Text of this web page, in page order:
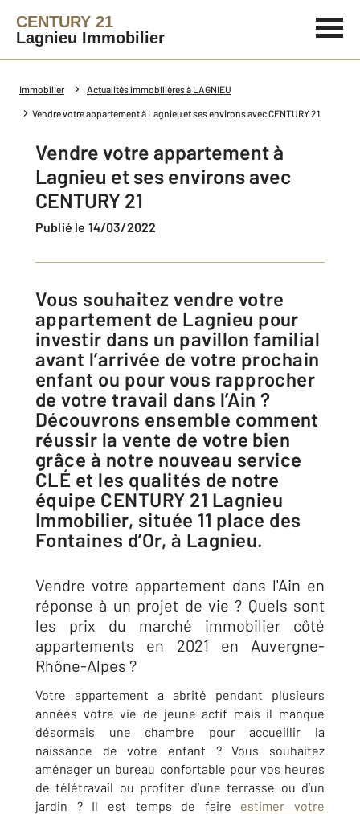
CENTURY 21
Lagnieu Immobilier
Immobilier Actualités immobilières à LAGNIEU
Vendre votre appartement à Lagnieu et ses environs avec CENTURY 21
Vendre votre appartement à
Lagnieu et ses environs avec
CENTURY 21
Publié le 14/03/2022
Vous souhaitez vendre votre
appartement de Lagnieu pour
investir dans un pavillon familial
avant l’arrivée de votre prochain
enfant ou pour vous rapprocher
de votre travail dans l’Ain ?
Découvrons ensemble comment
réussir la vente de votre bien
grâce à notre nouveau service
CLÉ et les qualités de notre
équipe CENTURY 21 Lagnieu
Immobilier, située 11 place des
Fontaines d’Or, à Lagnieu.
Vendre votre appartement dans l'Ain en
réponse à un projet de vie ? Quels sont
les prix du marché immobilier côté
appartements en 2021 en Auvergne-
Rhône-Alpes ?
Votre appartement a abrité pendant plusieurs
années votre vie de jeune actif mais il manque
désormais une chambre pour accueillir la
naissance de votre enfant ? Vous souhaitez
aménager un bureau confortable pour vos heures
de télétravail ou profiter d’une terrasse ou d’un
jardin ? Il est temps de faire estimer votre